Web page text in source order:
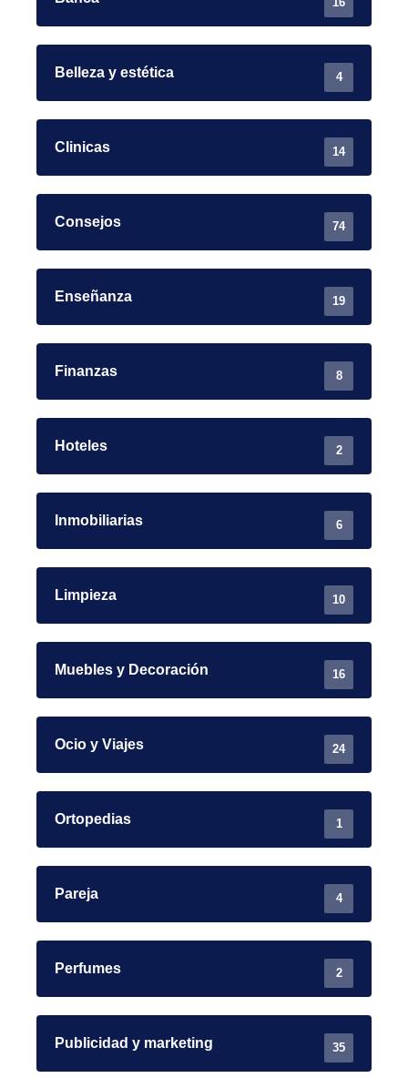
Belleza y estética 4
Clinicas 14
Consejos 74
Enseñanza 19
Finanzas 8
Hoteles 2
Inmobiliarias 6
Limpieza 10
Muebles y Decoración 16
Ocio y Viajes 24
Ortopedias 1
Pareja 4
Perfumes 2
Publicidad y marketing 35